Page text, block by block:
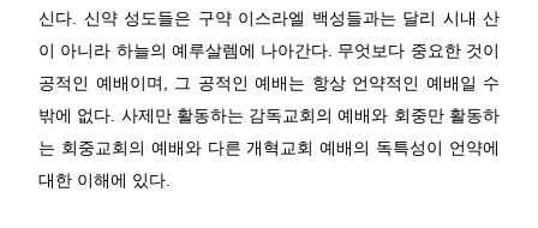
신다. 신약 성도들은 구약 이스라엘 백성들과는 달리 시내 산
이 아니라 하늘의 예루살렘에 나아간다. 무엇보다 중요한 것이
공적인 예배이며, 그 공적인 예배는 항상 언약적인 예배일 수
밖에 없다. 사제만 활동하는 감독교회의 예배와 회중만 활동하
는 회중교회의 예배와 다른 개혁교회 예배의 독특성이 언약에
대한 이해에 있다.